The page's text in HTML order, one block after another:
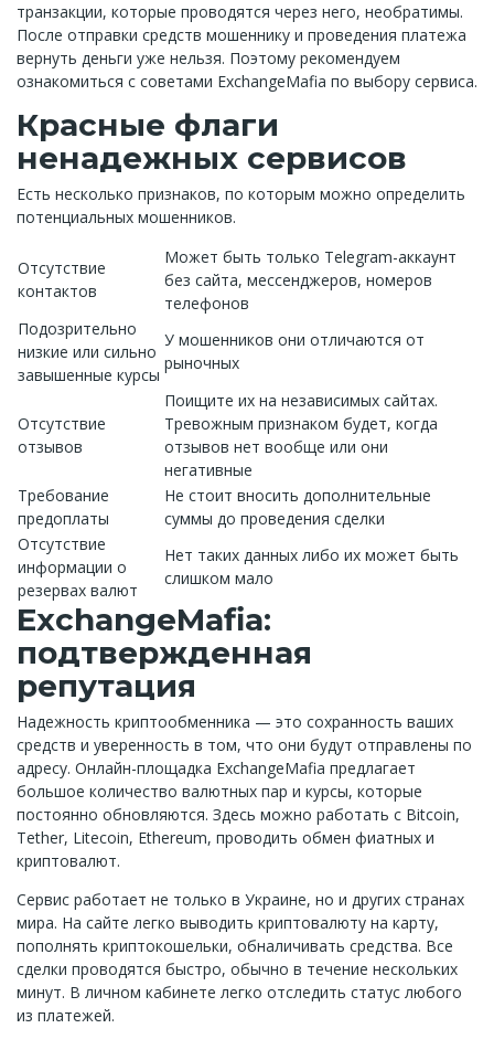
транзакции, которые проводятся через него, необратимы.
После отправки средств мошеннику и проведения платежа
вернуть деньги уже нельзя. Поэтому рекомендуем
ознакомиться с советами ExchangeMafia по выбору сервиса.
Красные флаги
ненадежных сервисов
Есть несколько признаков, по которым можно определить
потенциальных мошенников.
Отсутствие
контактов
Может быть только Telegram-аккаунт
без сайта, мессенджеров, номеров
телефонов
Подозрительно
низкие или сильно
завышенные курсы
У мошенников они отличаются от
рыночных
Отсутствие
отзывов
Поищите их на независимых сайтах.
Тревожным признаком будет, когда
отзывов нет вообще или они
негативные
Требование
предоплаты
Не стоит вносить дополнительные
суммы до проведения сделки
Отсутствие
информации о
резервах валют
Нет таких данных либо их может быть
слишком мало
ExchangeMafia:
подтвержденная
репутация
Надежность криптообменника — это сохранность ваших
средств и уверенность в том, что они будут отправлены по
адресу. Онлайн-площадка ExchangeMafia предлагает
большое количество валютных пар и курсы, которые
постоянно обновляются. Здесь можно работать с Bitcoin,
Tether, Litecoin, Ethereum, проводить обмен фиатных и
криптовалют.
Сервис работает не только в Украине, но и других странах
мира. На сайте легко выводить криптовалюту на карту,
пополнять криптокошельки, обналичивать средства. Все
сделки проводятся быстро, обычно в течение нескольких
минут. В личном кабинете легко отследить статус любого
из платежей.